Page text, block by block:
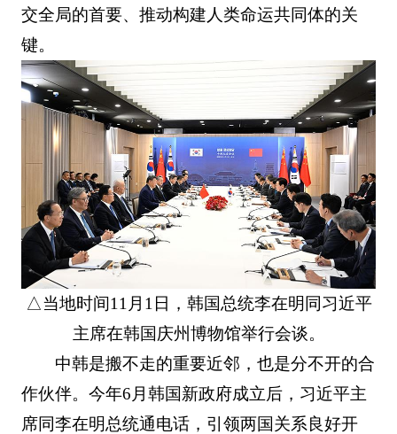
交全局的首要、推动构建人类命运共同体的关
键。
△当地时间11月1日，韩国总统李在明同习近平
主席在韩国庆州博物馆举行会谈。
中韩是搬不走的重要近邻，也是分不开的合
作伙伴。今年6月韩国新政府成立后，习近平主
席同李在明总统通电话，引领两国关系良好开